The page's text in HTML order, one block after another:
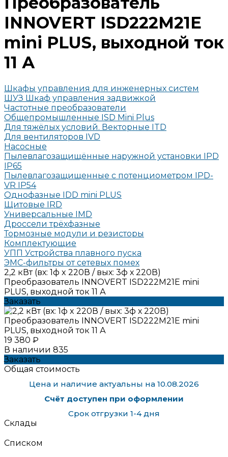
INNOVERT ISD222M21E
mini PLUS, выходной ток
11 А
Шкафы управления для инженерных систем
ШУЗ Шкаф управления задвижкой
Частотные преобразователи
Общепромышленные ISD Mini Plus
Для тяжёлых условий. Векторные ITD
Для вентиляторов IVD
Насосные
Пылевлагозащищённые наружной установки IPD
IP65
Пылевлагозащищенные с потенциометром IPD-
VR IP54
Однофазные IDD mini PLUS
Щитовые IRD
Универсальные IMD
Дроссели трёхфазные
Тормозные модули и резисторы
Комплектующие
УПП Устройства плавного пуска
ЭМС-фильтры от сетевых помех
2,2 кВт (вх: 1ф x 220В / вых: 3ф х 220В)
Преобразователь INNOVERT ISD222M21E mini
PLUS, выходной ток 11 А
Заказать
19 380 ₽
В наличии 835
Заказать
Общая стоимость
Цена и наличие актуальны на 10.08.2026
Счёт доступен при оформлении
Срок отгрузки 1-4 дня
Склады
Списком